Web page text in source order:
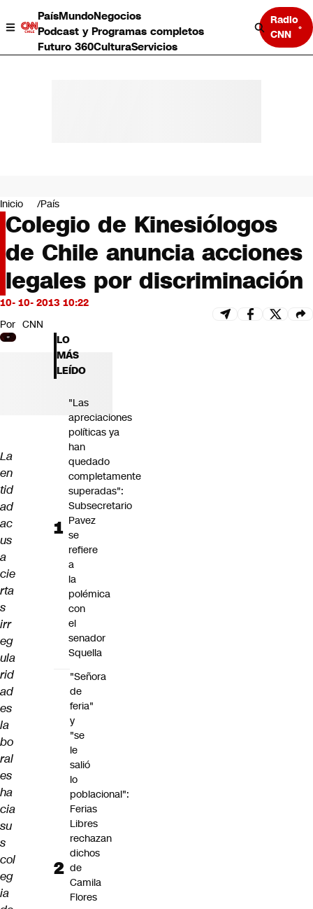
PaísMundoNegocios
Podcast y Programas completos
Futuro 360CulturaServicios
Radio
CNN
Negocios
Deportes
Programas completos
Cultura
Servicios
Bits
CNN Data
CNN tiempo
Futuro 360
Opinión
Inicio País
Colegio de Kinesiólogos
de Chile anuncia acciones
legales por discriminación
10- 10- 2013 10:22
Por CNN
La
en
tid
ad
ac
us
a
cie
rta
s
irr
eg
ula
rid
ad
es
la
bo
ral
es
ha
cia
su
s
col
eg
ia
LO
MÁS
LEÍDO
"Las
apreciaciones
políticas ya
han
quedado
completamente
superadas":
Subsecretario
Pavez
se
refiere
a
la
polémica
con
el
senador
Squella
"Señora
de
feria"
y
"se
le
salió
lo
poblacional":
Ferias
Libres
rechazan
dichos
de
Camila
Flores